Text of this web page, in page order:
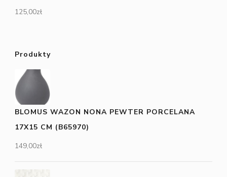
125,00zł
Produkty
BLOMUS WAZON NONA PEWTER PORCELANA
17X15 CM (B65970)
149,00zł